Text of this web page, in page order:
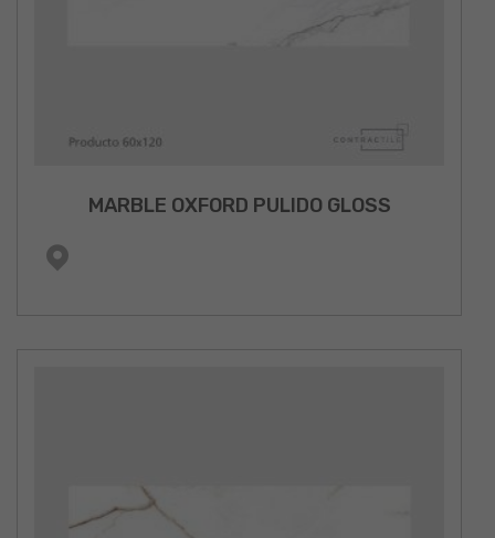
MARBLE OXFORD PULIDO GLOSS